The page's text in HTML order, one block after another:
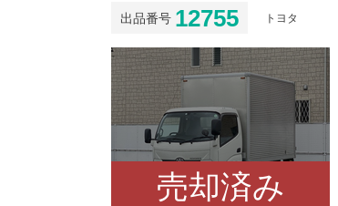
出品番号 12755 トヨタ
売却済み